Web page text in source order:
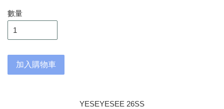
數量
加入購物車
YESEYESEE 26SS